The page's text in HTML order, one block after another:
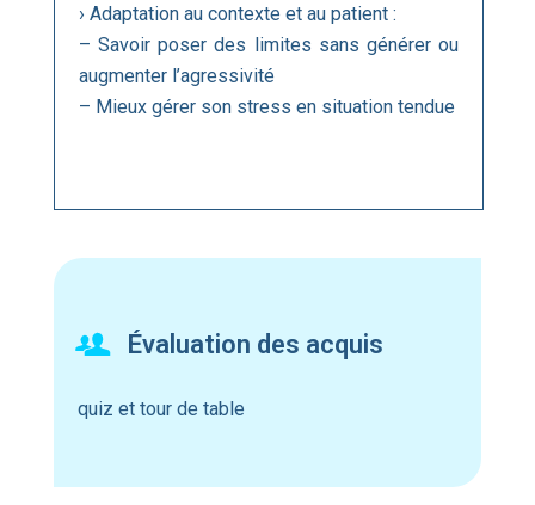
› Adaptation au contexte et au patient :
– Savoir poser des limites sans générer ou
augmenter l’agressivité
– Mieux gérer son stress en situation tendue
Évaluation des acquis
quiz et tour de table